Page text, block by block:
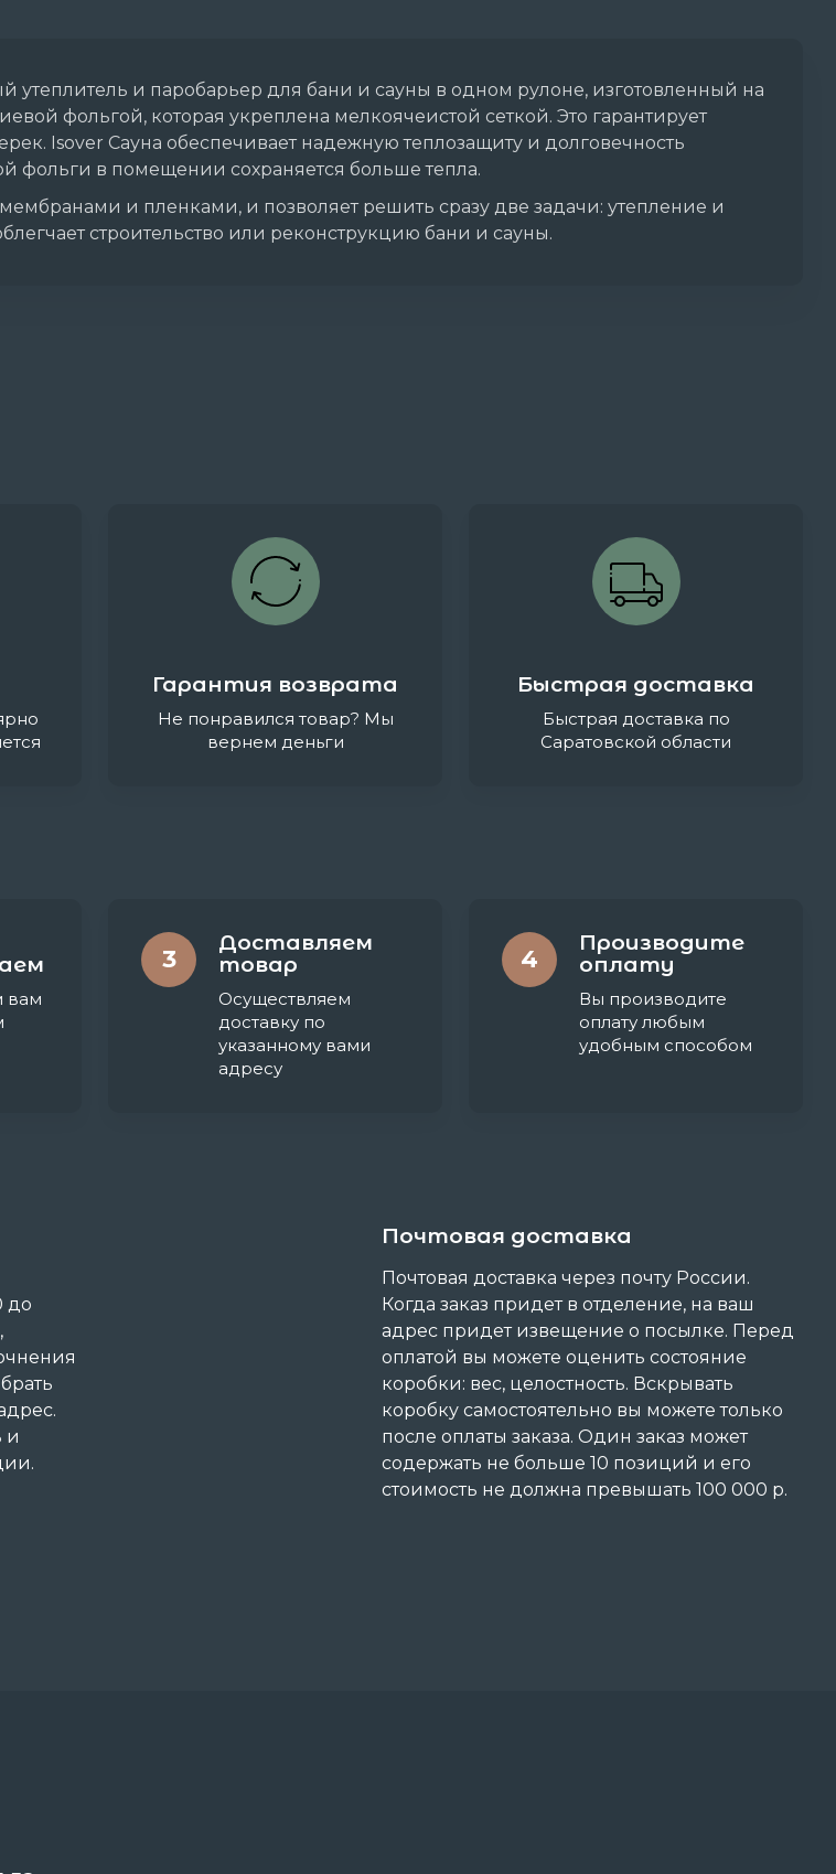
утеплитель и паробарьер для бани и сауны в одном рулоне, изготовленный на
фольгой, которая укреплена мелкоячеистой сеткой. Это гарантирует
Isover Сауна обеспечивает надежную теплозащиту и долговечность
фольги в помещении сохраняется больше тепла.
и пленками, и позволяет решить сразу две задачи: утепление и
строительство или реконструкцию бани и сауны.
Гарантия возврата
Не понравился товар? Мы
вернем деньги
Быстрая доставка
Быстрая доставка по
Саратовской области
вам
3
Доставляем
товар
Осуществляем
доставку по
указанному вами
адресу
4
Производите
оплату
Вы производите
оплату любым
удобным способом
до
и
Почтовая доставка
Почтовая доставка через почту России.
Когда заказ придет в отделение, на ваш
адрес придет извещение о посылке. Перед
оплатой вы можете оценить состояние
коробки: вес, целостность. Вскрывать
коробку самостоятельно вы можете только
после оплаты заказа. Один заказ может
содержать не больше 10 позиций и его
стоимость не должна превышать 100 000 р.